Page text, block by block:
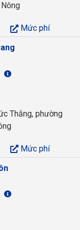
Mức phí
Thắng, phường
Mức phí